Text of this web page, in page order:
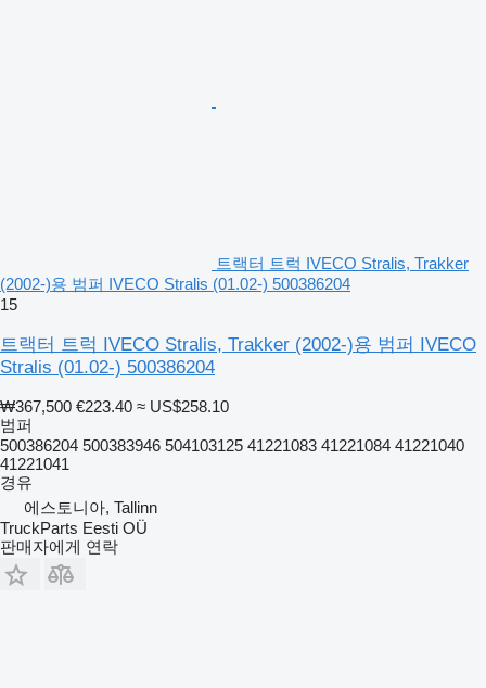
트랙터 트럭 IVECO Stralis, Trakker
(2002-)용 범퍼 IVECO Stralis (01.02-) 500386204
15
트랙터 트럭 IVECO Stralis, Trakker (2002-)용 범퍼 IVECO
Stralis (01.02-) 500386204
₩367,500 €223.40 ≈ US$258.10
범퍼
500386204 500383946 504103125 41221083 41221084 41221040
41221041
경유
에스토니아, Tallinn
TruckParts Eesti OÜ
판매자에게 연락